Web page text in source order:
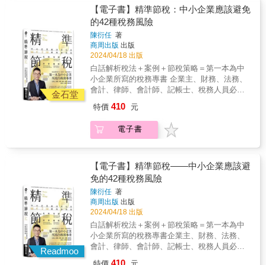
買保險，或是已經擁有保險的人們，都應當看
這本書，以把錢花在刀口上。 & 本書特色 & ★
保險業務員不會告訴你的細節 & 保險公司開保
險公司目的是賺錢，因此設計了許多巧門，來
保障自己的利益。只是保險業務員在拉保險時
不會告訴你這些。例如： 1.買（還本）終身壽
險、投資型保單或類全委保單存在一項風險，
就是提前解約的損失：銀行定期存款解約時，
是，保險若提前解約，多會損失本金。所以，
「投保後提早解約，將可能不利於消費者」。
有些人在需要買房、創業時，可能需要解約一
些保險來應急，偏偏保險業務員會說服您不要
解約，改以保單借款方式來處理，於是您的保
費／利息會愈繳愈多。 2.「終身壽險」是相當
高明的保單，壽險公司以100歲、110歲來規劃
訂定保費。而多數人難免在壯年時，因資金需
求而提前解約；此外，國人的平均壽命是81.3
歲，壽險公司擺明吃定大多數的要保人撐不了
那麼久，由此可知，（投資型）終身壽險是壽
險公司的金雞母，保證獲利不吃虧。 3.別以為
「繳費20年、保障終身」的保費永遠不變。保
險公司不做虧本生意，照樣會調高保費；某繳
無年齡上的差異，20年的總繳保費共347,800
元；此份保單給付項目多，還有101歲祝壽金10
萬元，看起來很吸引人。 & 作者告訴他，此是
終身意外險，疾病死亡或疾病住院醫療非本保
單之保障範圍，而且還得挑假日搭大眾運輸工
具而意外身故，家人才能領得到800萬元的保險
金，否則只好忍耐活到101歲領10萬元祝壽金，
加減算一算，他就改買其他保單了。 姑且以常
識邏輯來分析此份保單：「住院2,000元／日，
每次最高6萬元（※即住院30天&times;2,000元
／日），需要住院174天（＝總繳保費347,800
元&divide;2,000元／日），才能花完總繳保
費，可能嗎？看看自己父母及周遭親朋長輩，
這本書，以把錢花在刀口上。 & 本書特色 & ★
保險業務員不會告訴你的細節 & 保險公司開保
險公司目的是賺錢，因此設計了許多巧門，來
保障自己的利益。只是保險業務員在拉保險時
不會告訴你這些。例如： 1.買（還本）終身壽
險、投資型保單或類全委保單存在一項風險，
就是提前解約的損失：銀行定期存款解約時，
頂多是利息打7折、8折，不會損失本金，但
是，保險若提前解約，多會損失本金。所以，
保險商品的DM中，多有一句小字注意事項：
託？誰最需要信託？信託很貴嗎？書中有詳細
說明。◎凝聚家族資產和人心的方法——家族
辦公室，這絕非豪門才需要的專利 美國洛克
斐勒家族傳承7代，資產越來越龐大，祕訣有3
個： 家族辦公室、家族會議及家族憲法。
這3招不是豪門專利，小康家庭、中小企業家族
都適用。財產怎麼贈，孩子拿了錢不落跑；遺
產怎麼分，老者心安、少者不爭，還能省下萬
遺囑信託。 ◎把財產變免稅的方法——移轉 ․
節省遺產稅最簡單的方法是「買保險」，把小
孩列為受益人，遺產稅幾乎砍半。 （書中列表
試算給你看） 但千萬不能大人付保費，小孩領
滿期金給付。 如果你忽略這些細節，保險就變
贈與，國稅局馬上找上門。․房貸好沉重，卻是
節稅最佳工具，因為繼承有房貸的房子，有機
會免繳稅。 先買好房再過戶給小孩，還是直接
用小孩的名義購屋，這是節稅的重要細節。 萬
一小孩拿到房子之後竟轉賣，父母又該怎麼
星沈殿霞成立遺囑信託，保障未成年的鄭欣宜
到35歲之前的生活品質； 梅豔芳生前將近億元
港幣財產設立信託基金，每月固定支付生活費
託？誰最需要信託？信託很貴嗎？書中有詳細
說明。◎凝聚家族資產和人心的方法——家族
辦公室，這絕非豪門才需要的專利 美國洛克
斐勒家族傳承7代，資產越來越龐大，祕訣有3
個： 家族辦公室、家族會議及家族憲法。
這3招不是豪門專利，小康家庭、中小企業家族
都適用。財產怎麼贈，孩子拿了錢不落跑；遺
產怎麼分，老者心安、少者不爭，還能省下萬
事業所得稅、綜合所得稅、贈與稅及遺產稅
等。同時以規劃性的討論為主要結構，內容對
企業主整體節稅極具參考價值。 & 且針對已修
正或將修訂的所得稅法、股利稅制、未分配盈
餘課稅、遺產及贈與稅法、國際租稅通報、美
國肥咖條款、我國反避稅條款、洗錢防制法、
海外資金回台課稅及印花稅條例等重要法規加
以解說。 &
金石堂
【電子書】精準節稅：中小企業應該避免
的42種稅務風險
陳衍任 著
商周出版 出版
2024/04/18 出版
白話解析稅法＋案例＋節稅策略＝第一本為中
小企業所寫的稅務專書 企業主、財務、法務、
會計、律師、會計師、記帳士、稅務人員必
心法 省錢 掌握省稅的四大關鍵，公式在手當
省則省 跨界 瞭解跨境交易的風險，劃清企業
經營的界線 避險 避免處罰遠離刑責，不犯下
&mdash;&mdash; ◎ 4大單元、14個節稅力、
42個案例故事，幫助中小企業建構必備的稅務
知識體系，解決長久以來心痛不已的稅務痛
點。 ◎ 首創以故事為引，白話談稅法。複雜事
情簡單化，專業知識通俗化＝看得懂，學得
會！ ◎ 附稅務體檢表，幫助企業快速檢視稅務
規劃是否合規。 ◎ 傳達正確的稅務觀念，搭建
稅務管理的法遵意識。 這本書寫給
&mdash;&mdash; ◎ 中小企業主、企業董事、
監察人、經理人等高階主管、財務主管／人
特價 410 元
電子書
Readmoo
【電子書】精準節稅——中小企業應該避
免的42種稅務風險
陳衍任 著
商周出版 出版
2024/04/18 出版
白話解析稅法＋案例＋節稅策略＝第一本為中
小企業所寫的稅務專書企業主、財務、法務、
會計、律師、會計師、記帳士、稅務人員必